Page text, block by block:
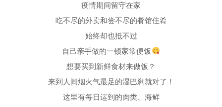
疫情期间留守在家
吃不尽的外卖和尝不尽的餐馆佳肴
始终却也抵不过
自己亲手做的一顿家常便饭
想要买到新鲜食材来做饭？
来到人间烟火气最足的湿巴刹就对了！
这里有每日运到的肉类、海鲜